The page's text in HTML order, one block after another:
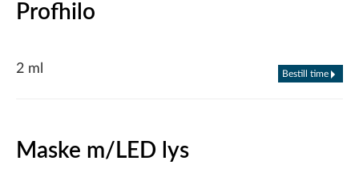
Profhilo
2 ml Bestill time
Maske m/LED lys